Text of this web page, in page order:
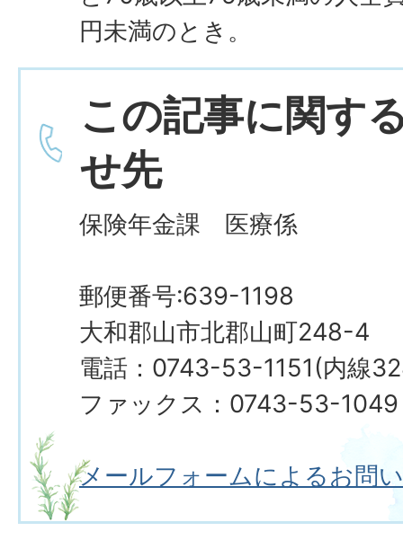
円未満のとき。
この記事に関す
せ先
保険年金課 医療係
郵便番号:639-1198
大和郡山市北郡山町248-4
電話：0743-53-1151(内線
ファックス：0743-53-1049
メールフォームによるお問